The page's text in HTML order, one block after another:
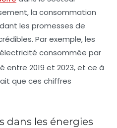
la consommation
les promesses de
Par exemple, les
consommée par
entre 2019 et 2023, et ce à
que ces chiffres
dans les énergies